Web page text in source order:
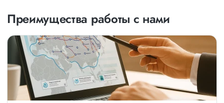
Преимущества работы с нами